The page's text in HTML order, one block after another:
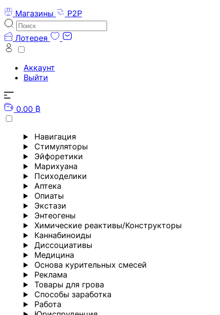
Магазины
P2P
Лотерея
Аккаунт
Выйти
0.00 ₿
Навигация
Стимуляторы
Эйфоретики
Марихуана
Психоделики
Аптека
Опиаты
Экстази
Энтеогены
Химические реактивы/Конструкторы
Каннабиноиды
Диссоциативы
Медицина
Основа курительных смесей
Реклама
Товары для грова
Способы заработка
Работа